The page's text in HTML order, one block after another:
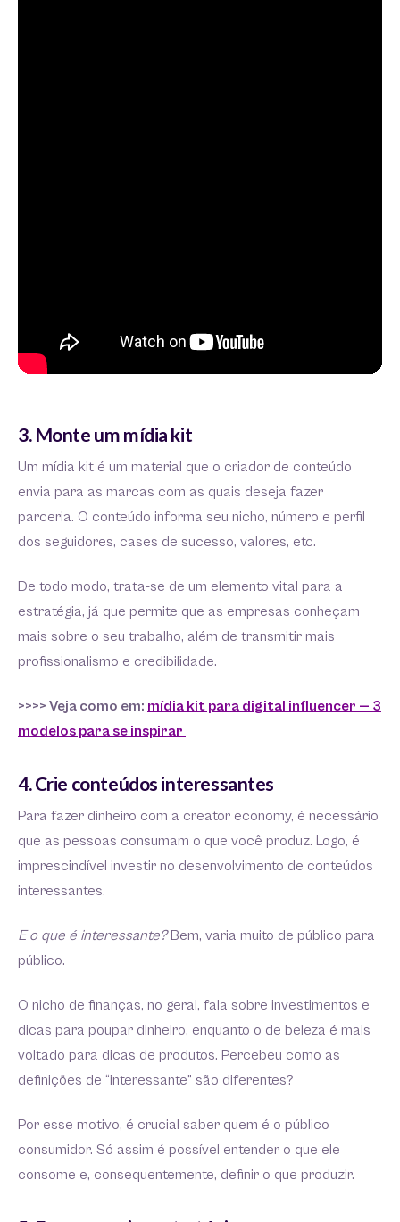
3. Monte um mídia kit
Um mídia kit é um material que o criador de conteúdo
envia para as marcas com as quais deseja fazer
parceria. O conteúdo informa seu nicho, número e perfil
dos seguidores, cases de sucesso, valores, etc.
De todo modo, trata-se de um elemento vital para a
estratégia, já que permite que as empresas conheçam
mais sobre o seu trabalho, além de transmitir mais
profissionalismo e credibilidade.
>>>> Veja como em: mídia kit para digital influencer — 3
modelos para se inspirar
4. Crie conteúdos interessantes
Para fazer dinheiro com a creator economy, é necessário
que as pessoas consumam o que você produz. Logo, é
imprescindível investir no desenvolvimento de conteúdos
interessantes.
E o que é interessante?Bem, varia muito de público para
público.
O nicho de finanças, no geral, fala sobre investimentos e
dicas para poupar dinheiro, enquanto o de beleza é mais
voltado para dicas de produtos. Percebeu como as
definições de “interessante” são diferentes?
Por esse motivo, é crucial saber quem é o público
consumidor. Só assim é possível entender o que ele
consome e, consequentemente, definir o que produzir.